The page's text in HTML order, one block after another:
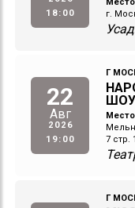
18:00
г.
22
Авг
2026
19:00
Г
7 стр. 1
Г